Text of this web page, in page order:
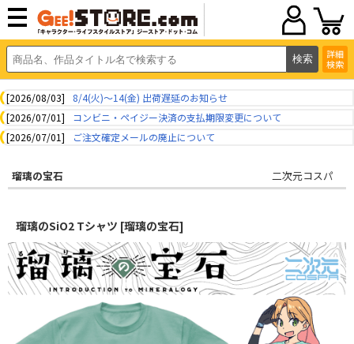
詳細
検索
[2026/08/03]
8/4(火)～14(金) 出荷遅延のお知らせ
[2026/07/01]
コンビニ・ペイジー決済の支払期限変更について
[2026/07/01]
ご注文確定メールの廃止について
瑠璃の宝石 二次元コスパ
瑠璃のSiO2 Tシャツ [瑠璃の宝石]